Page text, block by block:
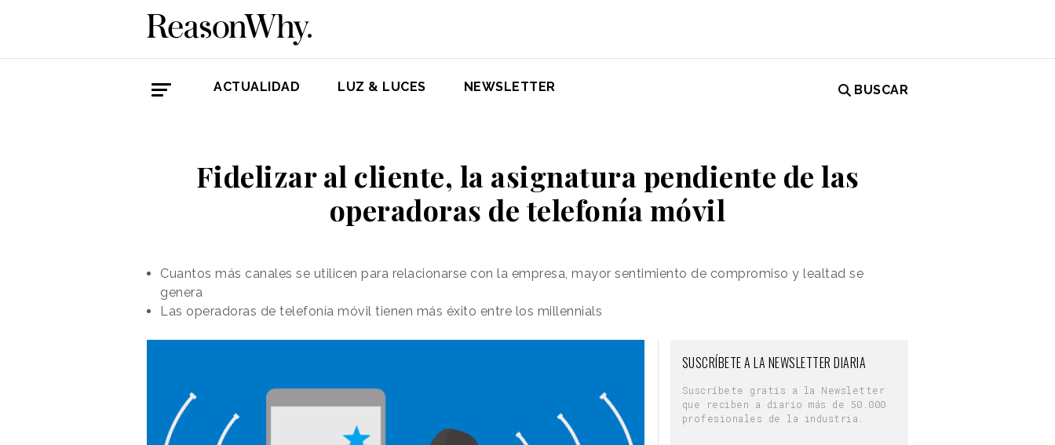
ACTUALIDAD LUZ & LUCES NEWSLETTER BUSCAR
Fidelizar al cliente, la asignatura pendiente de las
operadoras de telefonía móvil
Cuantos más canales se utilicen para relacionarse con la empresa, mayor sentimiento de compromiso y lealtad se
genera
Las operadoras de telefonía móvil tienen más éxito entre los millennials
SUSCRÍBETE A LA NEWSLETTER DIARIA
Suscríbete gratis a la Newsletter
que reciben a diario más de 50.000
profesionales de la industria.